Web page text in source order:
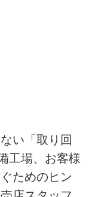
い「取り回
工場、お客様
ためのヒン